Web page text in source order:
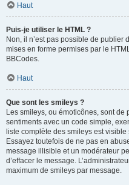
Haut
Puis-je utiliser le HTML ?
Non, il n’est pas possible de publier
mises en forme permises par le
BBCodes.
Haut
Que sont les smileys ?
Les smileys, ou émoticônes, sont
sentiments avec un code simple,
liste complète des smileys est
Essayez toutefois de ne pas en
message illisible et un modérateur
d’effacer le message.
maximum de smileys par message.